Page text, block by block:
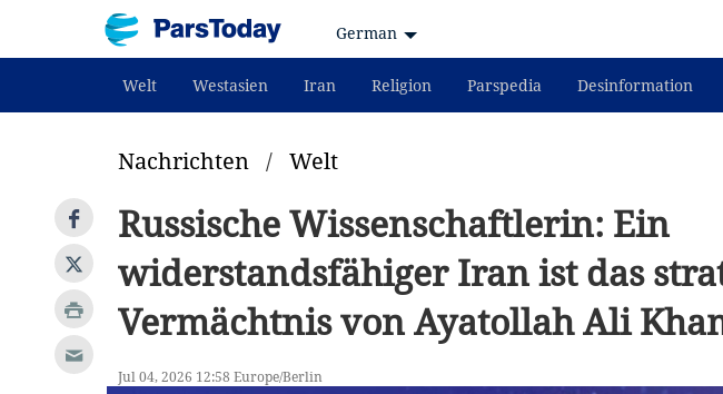
German
Welt Westasien Iran Religion Parspedia Desinformation
Nachrichten / Welt
Russische Wissenschaftlerin: Ein
widerstandsfähiger Iran ist das
Vermächtnis von Ayatollah Ali
Jul 04, 2026 12:58 Europe/Berlin